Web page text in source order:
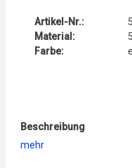
Artikel-Nr.:
Material:
Farbe:
Beschreibung
mehr